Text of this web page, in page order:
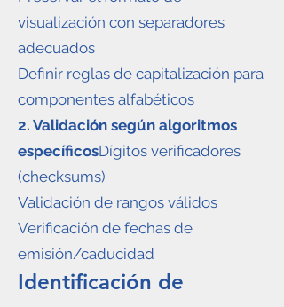
visualización con separadores
adecuados
Definir reglas de capitalización para
componentes alfabéticos
2. Validación según algoritmos
específicosDígitos verificadores
(checksums)
Validación de rangos válidos
Verificación de fechas de
emisión/caducidad
Identificación de